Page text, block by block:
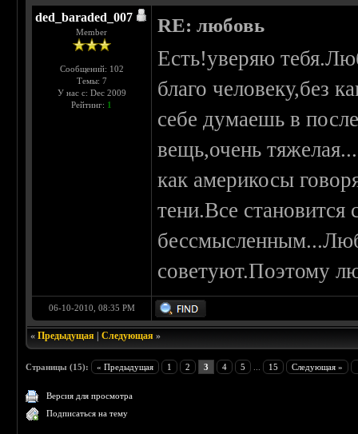
ded_baraded_007
Member
Сообщений: 102
Темы: 7
У нас с: Dec 2009
Рейтинг: 1
RE: любовь
Есть!уверяю
благо человеку,без
себе думаешь в
вещь,очень
как америкосы
тени.Все
советуют.Поэтому
06-10-2010, 08:35 PM
«Предыдущая |Следующая »
Страницы (15): « Предыдущая 1 2 3 4 5 15 Следующая »
Версия для просмотра
Подписаться на тему